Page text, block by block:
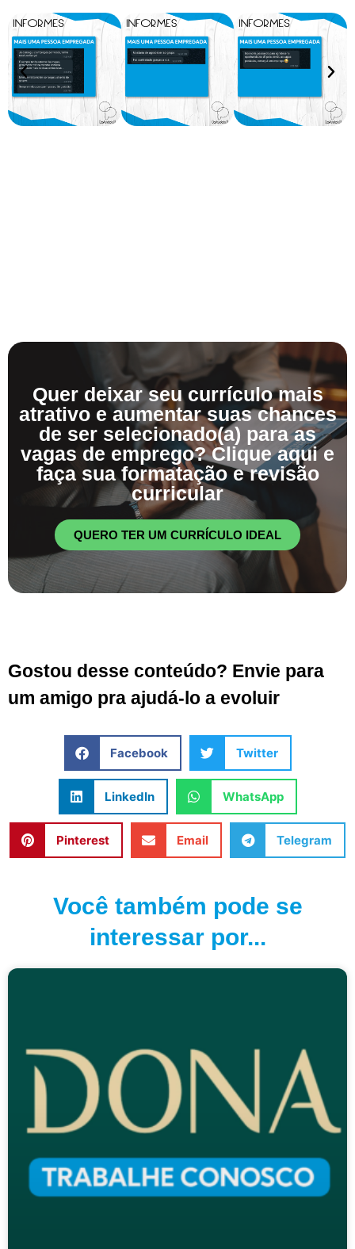
Quer deixar seu currículo mais
atrativo e aumentar suas chances
de ser selecionado(a) para as
vagas de emprego? Clique aqui e
faça sua formatação e revisão
curricular
QUERO TER UM CURRÍCULO IDEAL
Gostou desse conteúdo? Envie para
um amigo pra ajudá-lo a evoluir
Facebook Twitter
LinkedIn WhatsApp
Pinterest Email Telegram
Você também pode se
interessar por...